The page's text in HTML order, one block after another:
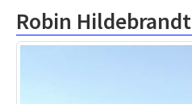
Robin Hildebrandt